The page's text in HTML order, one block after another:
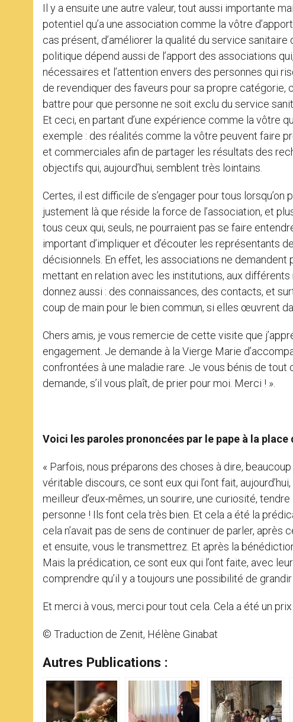
Il y a ensuite une autre valeur, tout aussi importante
potentiel qu’a une association comme la vôtre
cas présent, d’améliorer la qualité du service sanitaire
politique dépend aussi de l’apport des associations
nécessaires et l’attention envers des personnes qui
de revendiquer des faveurs pour sa propre catégorie,
battre pour que personne ne soit exclu du service
Et ceci, en partant d’une expérience comme la vôtre
exemple : des réalités comme la vôtre peuvent faire
et commerciales afin de partager les résultats des
objectifs qui, aujourd’hui, semblent très lointains.
Certes, il est difficile de s’engager pour tous
justement là que réside la force de l’association, et
tous ceux qui, seuls, ne pourraient pas se faire
important d’impliquer et d’écouter les représentants
décisionnels. En effet, les associations ne
mettant en relation avec les institutions, aux
donnez aussi : des connaissances, des contacts, et
coup de main pour le bien commun, si elles œuvrent
Chers amis, je vous remercie de cette visite que
engagement. Je demande à la Vierge Marie
confrontées à une maladie rare. Je vous bénis de
demande, s’il vous plaît, de prier pour moi. Merci ! ».
Voici les paroles prononcées par le pape à la
« Parfois, nous préparons des choses à dire,
véritable discours, ce sont eux qui l’ont fait,
meilleur d’eux-mêmes, un sourire, une curiosité,
personne ! Ils font cela très bien. Et cela a été la
cela n’avait pas de sens de continuer de parler,
et ensuite, vous le transmettrez. Et après la
Mais la prédication, ce sont eux qui l’ont faite, avec
comprendre qu’il y a toujours une possibilité de grandir
Et merci à vous, merci pour tout cela. Cela a été un
© Traduction de Zenit, Hélène Ginabat
Autres Publications :